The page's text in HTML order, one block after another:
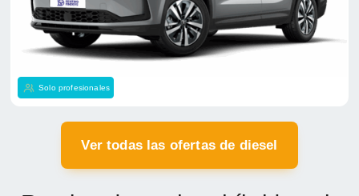
Solo profesionales
Ver todas las ofertas de diesel